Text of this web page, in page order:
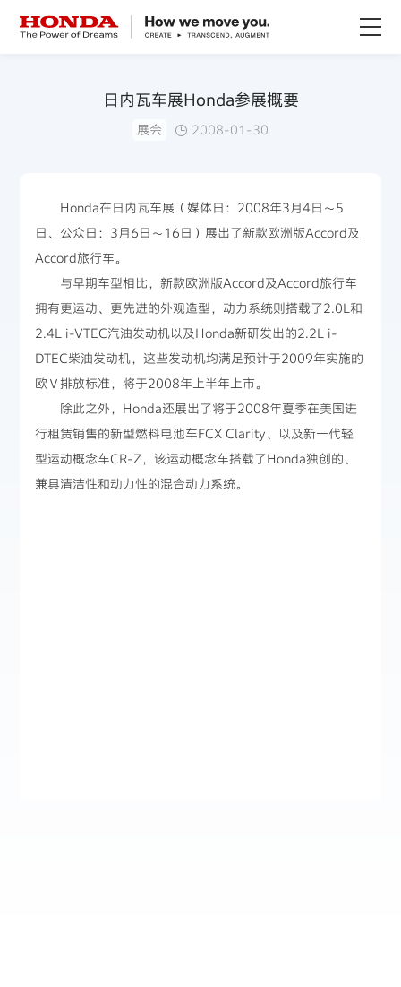
赛事运动
新闻资讯
日内瓦车展Honda参展概要
展会 2008-01-30
Honda在日内瓦车展（媒体日：2008年3月4日～5
日、公众日：3月6日～16日）展出了新款欧洲版Accord及
Accord旅行车。
与早期车型相比，新款欧洲版Accord及Accord旅行车
拥有更运动、更先进的外观造型，动力系统则搭载了2.0L和
2.4L i-VTEC汽油发动机以及Honda新研发出的2.2L i-
DTEC柴油发动机，这些发动机均满足预计于2009年实施的
欧Ⅴ排放标准，将于2008年上半年上市。
除此之外，Honda还展出了将于2008年夏季在美国进
行租赁销售的新型燃料电池车FCX Clarity、以及新一代轻
型运动概念车CR-Z，该运动概念车搭载了Honda独创的、
兼具清洁性和动力性的混合动力系统。